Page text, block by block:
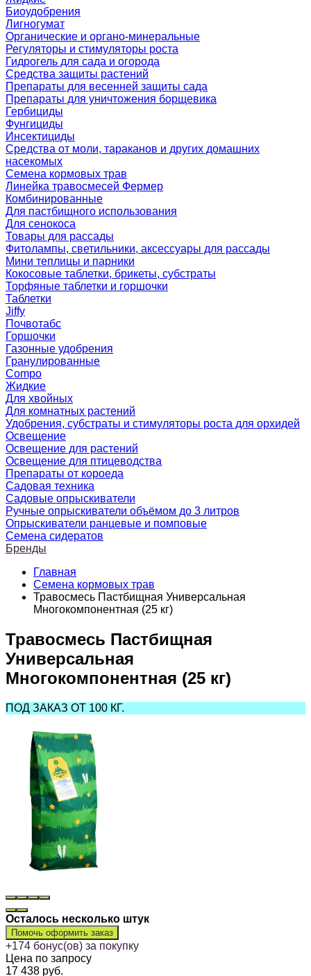
Биоудобрения
Лигногумат
Органические и органо-минеральные
Регуляторы и стимуляторы роста
Гидрогель для сада и огорода
Средства защиты растений
Препараты для весенней защиты сада
Препараты для уничтожения борщевика
Гербициды
Фунгициды
Инсектициды
Средства от моли, тараканов и других домашних
насекомых
Семена кормовых трав
Линейка травосмесей Фермер
Комбинированные
Для пастбищного использования
Для сенокоса
Товары для рассады
Фитолампы, светильники, аксессуары для рассады
Мини теплицы и парники
Кокосовые таблетки, брикеты, субстраты
Торфяные таблетки и горшочки
Таблетки
Jiffy
Почвотабс
Горшочки
Газонные удобрения
Гранулированные
Compo
Жидкие
Для хвойных
Для комнатных растений
Удобрения, субстраты и стимуляторы роста для орхидей
Освещение
Освещение для растений
Освещение для птицеводства
Препараты от короеда
Садовая техника
Садовые опрыскиватели
Ручные опрыскиватели объёмом до 3 литров
Опрыскиватели ранцевые и помповые
Семена сидератов
Бренды
Главная
Семена кормовых трав
Травосмесь Пастбищная Универсальная
Многокомпонентная (25 кг)
Травосмесь Пастбищная
Универсальная
Многокомпонентная (25 кг)
ПОД ЗАКАЗ ОТ 100 КГ.
Осталось несколько штук
Помочь оформить заказ
+174 бонус(ов) за покупку
Цена по запросу
17 438 руб.